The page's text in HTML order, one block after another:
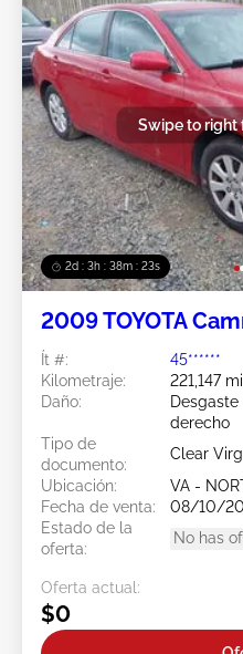
2d : 3h : 38m : 20s
Swipe to right
2009 TOYOTA
Ít #:
45******
Kilometraje:
221,147
Daño:
derecho
Tipo de
documento:
Clear
Ubicación:
VA -
Fecha de venta:
08/10/
Estado de la
oferta:
No has
Oferta actual:
$0